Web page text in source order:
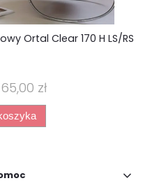
Ortal Clear 170 H LS/RS
zł